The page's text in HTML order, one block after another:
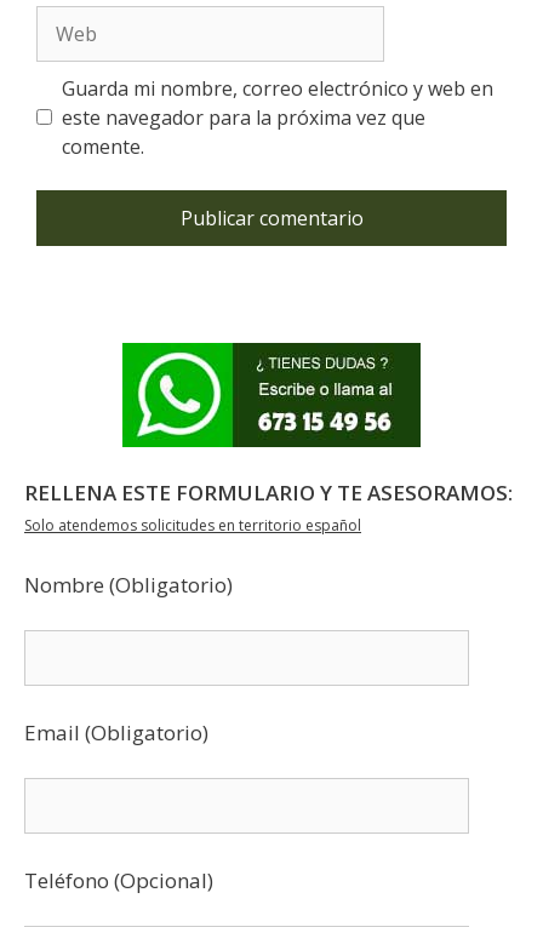
Guarda mi nombre, correo electrónico y web en
este navegador para la próxima vez que
comente.
RELLENA ESTE FORMULARIO Y TE ASESORAMOS:
Solo atendemos solicitudes en territorio español
Nombre (Obligatorio)
Email (Obligatorio)
Teléfono (Opcional)